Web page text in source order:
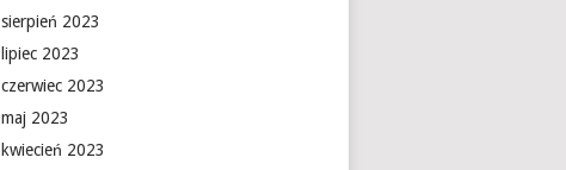
sierpień 2023
lipiec 2023
czerwiec 2023
maj 2023
kwiecień 2023